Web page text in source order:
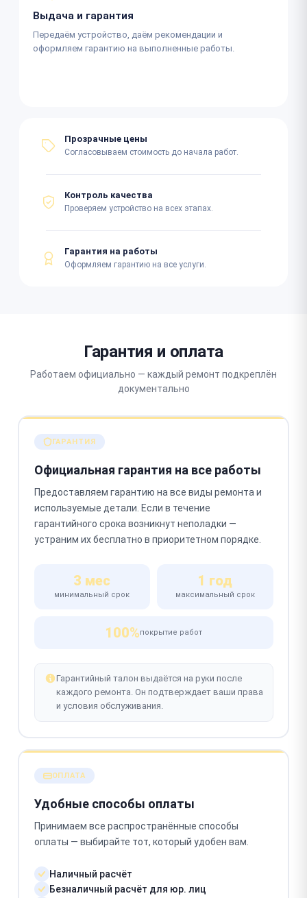
Выдача и гарантия
Передаём устройство, даём рекомендации и
оформляем гарантию на выполненные работы.
Прозрачные цены
Согласовываем стоимость до начала работ.
Контроль качества
Проверяем устройство на всех этапах.
Гарантия на работы
Оформляем гарантию на все услуги.
Гарантия и оплата
Работаем официально — каждый ремонт подкреплён
документально
ГАРАНТИЯ
Официальная гарантия на все работы
Предоставляем гарантию на все виды ремонта и
используемые детали. Если в течение
гарантийного срока возникнут неполадки —
устраним их бесплатно в приоритетном порядке.
3 мес
минимальный срок
1 год
максимальный срок
100%покрытие работ
Гарантийный талон выдаётся на руки после
каждого ремонта. Он подтверждает ваши права
и условия обслуживания.
ОПЛАТА
Удобные способы оплаты
Принимаем все распространённые способы
оплаты — выбирайте тот, который удобен вам.
Наличный расчёт
Безналичный расчёт для юр. лиц